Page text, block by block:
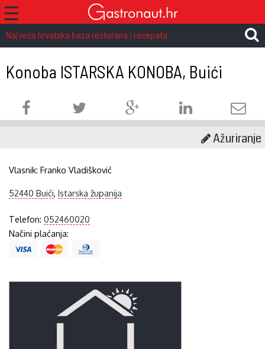
☰
Najveća hrvatska baza restorana i recepata
Konoba ISTARSKA KONOBA, Buići
Ažuriranje
Vlasnik:Franko Vladišković
52440 Buići,Istarska županija
Telefon:052460020
Načini plaćanja: